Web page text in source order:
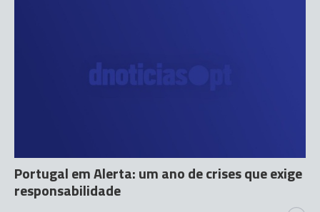
Portugal em Alerta: um ano de crises que exige
responsabilidade